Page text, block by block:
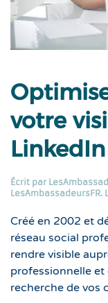
votre
LinkedIn
Écrit par
LesAmbassadeursFR.
Créé en 2002 et
réseau social
rendre visible
professionnelle et
recherche de vos